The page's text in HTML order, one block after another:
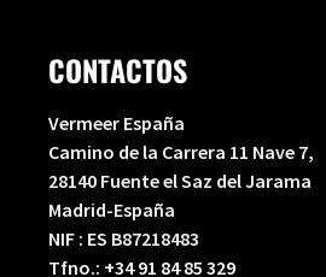
CONTACTOS
Vermeer España
Camino de la Carrera 11 Nave 7,
28140 Fuente el Saz del Jarama
Madrid-España
NIF : ES B87218483
Tfno.: +34 91 84 85 329